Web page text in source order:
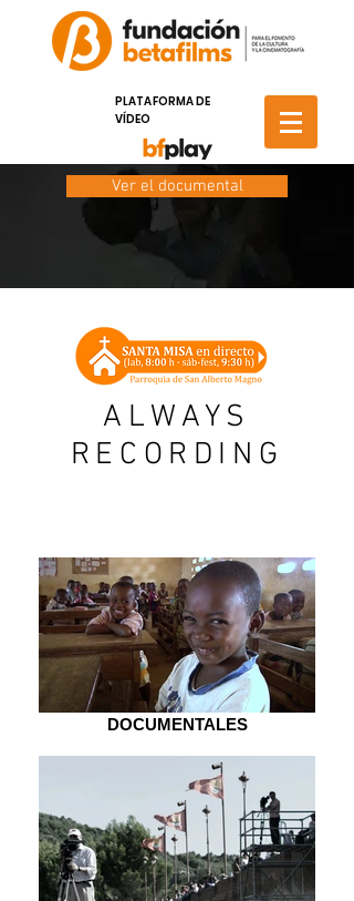
PLATAFORMA DE
VÍDEO
Ver el documental
ALWAYS
RECORDING
DOCUMENTALES